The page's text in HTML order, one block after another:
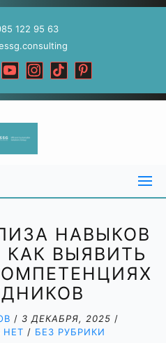
122 95 63
НАВЫКОВ
ВЫЯВИТЬ
/ 3 ДЕКАБРЯ, 2025 /
НЕТ / БЕЗ РУБРИКИ